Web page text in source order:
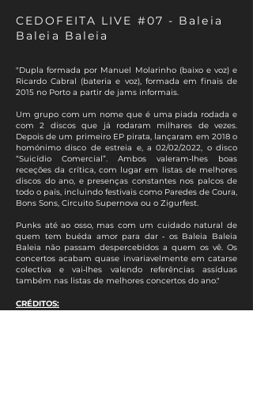
CEDOFEITA LIVE #07 - Baleia
Baleia Baleia
"Dupla formada por Manuel Molarinho (baixo e voz) e
Ricardo Cabral (bateria e voz), formada em finais de
2015 no Porto a partir de jams informais.
Um grupo com um nome que é uma piada rodada e
com 2 discos que já rodaram milhares de vezes.
Depois de um primeiro EP pirata, lançaram em 2018 o
homónimo disco de estreia e, a 02/02/2022, o disco
“Suicídio Comercial”. Ambos valeram‑lhes boas
receções da crítica, com lugar em listas de melhores
discos do ano, e presenças constantes nos palcos de
todo o país, incluindo festivais como Paredes de Coura,
Bons Sons, Circuito Supernova ou o Zigurfest.
Punks até ao osso, mas com um cuidado natural de
quem tem buéda amor para dar ‑ os Baleia Baleia
Baleia não passam despercebidos a quem os vê. Os
concertos acabam quase invariavelmente em catarse
colectiva e vai‑lhes valendo referências assíduas
também nas listas de melhores concertos do ano."
CRÉDITOS: